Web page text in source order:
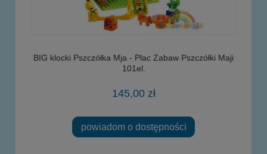
BIG klocki Pszczółka Mja - Plac Zabaw Pszczółki Maji
101el.
145,00 zł
powiadom o dostępności